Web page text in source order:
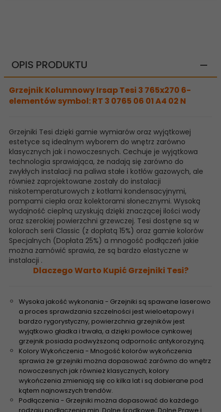
OPIS PRODUKTU
Grzejnik Kolumnowy Irsap Tesi 3 765x270 6-
elementów symbol: RT 3 0765 06 01 A4 02 N
Grzejniki Tesi dzięki gamie wymiarów oraz wyjątkowej
estetyce są idealnym wyborem do wnętrz zarówno
klasycznych jak i nowoczesnych. Cechuje je wyjątkowa
technologia sprawiająca, że nadają się zarówno do
zwykłych instalacji na paliwa stałe i kotłów gazowych, ale
również zaprojektowane zostały do instalacji
niskotemperaturowych z kotłami kondensacyjnymi,
pompami ciepła oraz kolektorami słonecznymi. Wysoką
wydajność cieplną uzyskują dzięki znaczącej ilości wody
oraz szerokiej powierzchni grzewczej. Tesi dostęne są w
kolorach serii Classic (z dopłatą 15%) oraz gamie kolorów
Specjalnych (Dopłata 25%) a mnogość podłączeń jakie
można zamówić sprawia, że są bardzo elastyczne w
instalacji .
Dlaczego Warto Kupić Grzejniki Tesi?
Wysoka jakość wykonania - Grzejniki są spawane laserowo
a proces sprawdzania szczelności jest wieloetapowy i
bardzo rygorystyczny, powierzchnia grzejników jest
wyjątkowo gładka i trwała, a dzięki powłoce cynkowej
grzejnik posiada podwyższoną odpornośc antykorozyjną.
Kolory Wykończenia - Mnogość kolorów wykończenia
sprawia że grzejniki można dopasować zarówno do wnętrz
nowoczesnych jak również klasycznych, kolory
wykończenia zmieniają się co kilka lat i są dobierane pod
kątem najnowszych trendów.
Podłączenia - Grzejniki można dopasować do każdego